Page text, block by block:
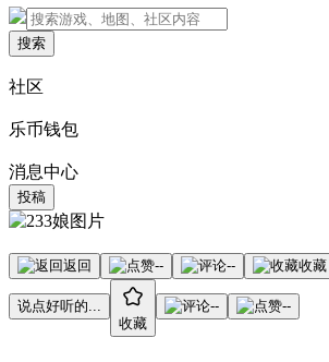
搜索
社区
乐币钱包
消息中心
投稿
返回 -- -- 收藏
说点好听的...
收藏
-- --